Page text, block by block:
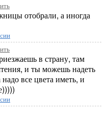
отобрали, а иногда
в страну, там
и ты можешь надеть
все цвета иметь, и